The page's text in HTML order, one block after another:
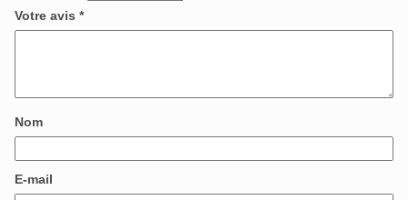
Votre avis *
Nom
E-mail